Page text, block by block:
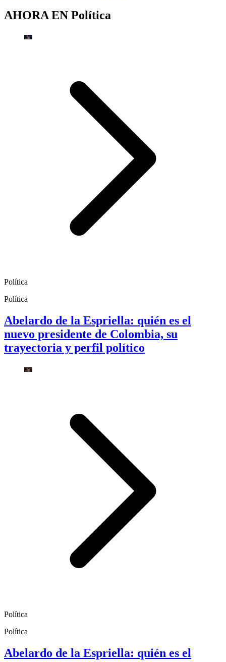
AHORA EN Política
Política
Política
Abelardo de la Espriella: quién es el
nuevo presidente de Colombia, su
trayectoria y perfil político
Política
Política
Abelardo de la Espriella: quién es el